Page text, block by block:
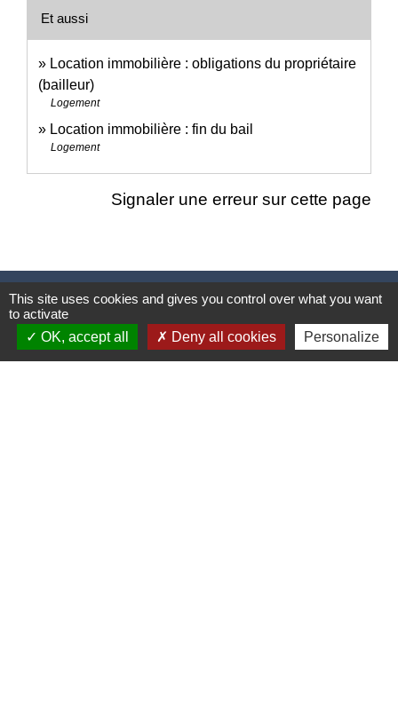
Et aussi
Location immobilière : obligations du propriétaire
(bailleur)
Logement
Location immobilière : fin du bail
Logement
Signaler une erreur sur cette page
Nous contacter
Commune de Puylaurens
1 rue de la Mairie
This site uses cookies and gives you control over what you want
to activate
OK, accept all
Deny all cookies Personalize